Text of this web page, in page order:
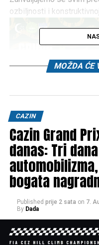
ozbiljnosti i
MOŽDA ĆE
CAZIN
Cazin Grand
danas: Tri
bogata
Published prije 2 sata on 7.
By Dada